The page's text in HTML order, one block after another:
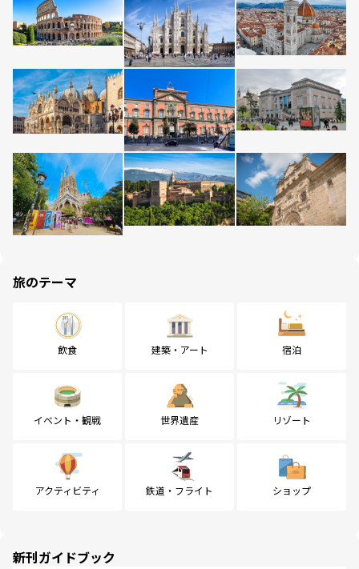
旅のテーマ
飲食 建築・アート 宿泊
イベント・観戦 世界遺産 リゾート
アクティビティ 鉄道・フライト ショップ
新刊ガイドブック